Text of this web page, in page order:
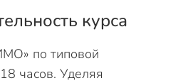
курса
по типовой
часов. Уделяя